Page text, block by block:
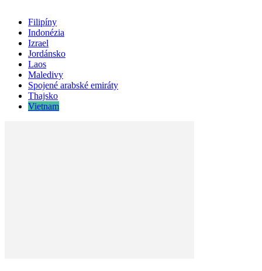
Filipíny
Indonézia
Izrael
Jordánsko
Laos
Maledivy
Spojené arabské emiráty
Thajsko
Vietnam